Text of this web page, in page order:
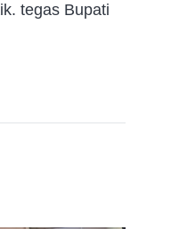
tegas Bupati